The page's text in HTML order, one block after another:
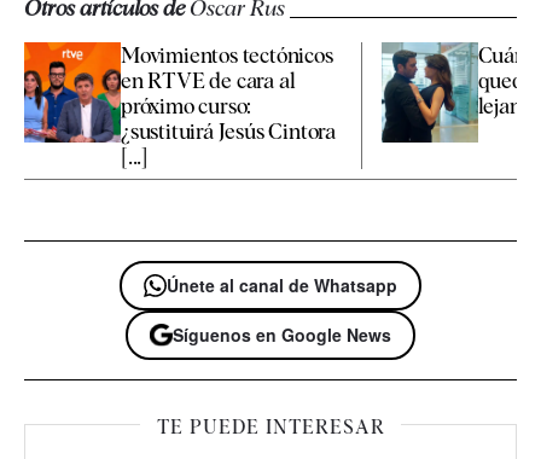
Otros artículos deÓscar Rus
Movimientos tectónicos
en RTVE de cara al
próximo curso:
¿sustituirá Jesús Cintora
[...]
lejana'
Únete al canal de Whatsapp
Síguenos en Google News
TE PUEDE INTERESAR